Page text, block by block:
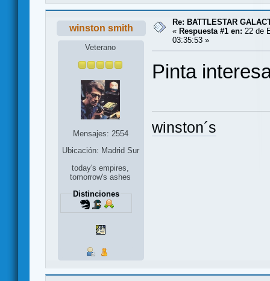
winston smith
Veterano
Mensajes: 2554
Ubicación: Madrid Sur
today's empires,
tomorrow's ashes
Distinciones
Re: BATTLESTAR
« Respuesta #1 en: 22 de
03:35:53 »
Pinta
winston´s